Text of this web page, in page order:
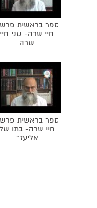
לעניינים הרוחניים. ברכת
ספר בראשית
חיי שרה- שני חיי
שרה
ספר בראשית
חיי שרה- בתו של
אליעזר